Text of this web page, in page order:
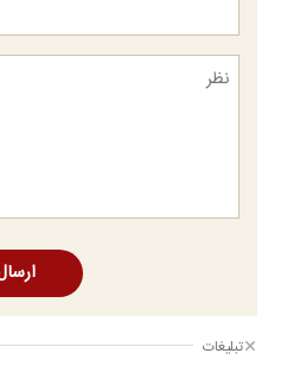
تبلیغات